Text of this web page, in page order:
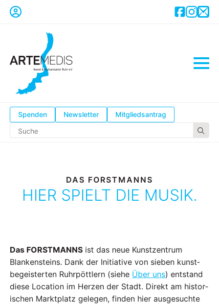
Spenden Newsletter Mitgliedsantrag
DAS FORSTMANNS
HIER SPIELT DIE MUSIK.
Das FORSTMANNS ist das neue Kunstzentrum
Blankensteins. Dank der Initiative von sieben kunst­
begeisterten Ruhr­pöttlern (siehe Über uns) ent­stand
diese Location im Herzen der Stadt. Direkt am his­tor­
ischen Markt­platz gelegen, finden hier aus­ge­suchte